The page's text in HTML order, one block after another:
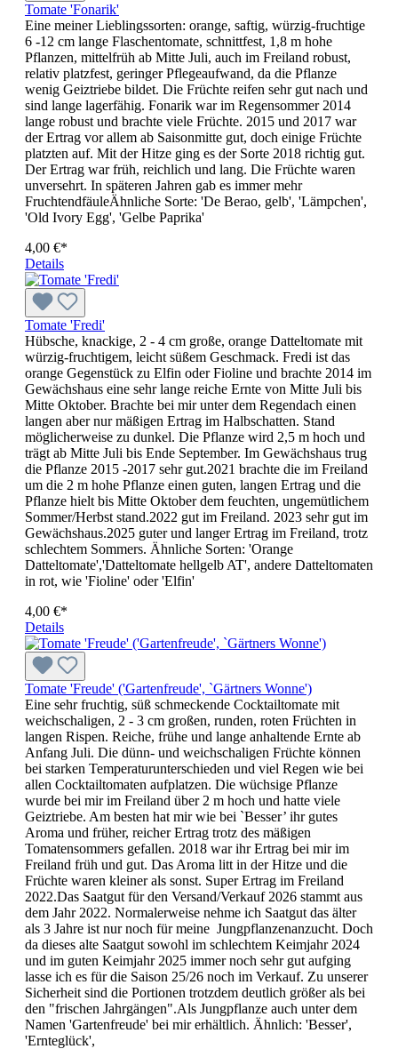
Tomate 'Fonarik'
Eine meiner Lieblingssorten: orange, saftig, würzig-fruchtige
6 -12 cm lange Flaschentomate, schnittfest, 1,8 m hohe
Pflanzen, mittelfrüh ab Mitte Juli, auch im Freiland robust,
relativ platzfest, geringer Pflegeaufwand, da die Pflanze
wenig Geiztriebe bildet. Die Früchte reifen sehr gut nach und
sind lange lagerfähig. Fonarik war im Regensommer 2014
lange robust und brachte viele Früchte. 2015 und 2017 war
der Ertrag vor allem ab Saisonmitte gut, doch einige Früchte
platzten auf. Mit der Hitze ging es der Sorte 2018 richtig gut.
Der Ertrag war früh, reichlich und lang. Die Früchte waren
unversehrt. In späteren Jahren gab es immer mehr
FruchtendfäuleÄhnliche Sorte: 'De Berao, gelb', 'Lämpchen',
'Old Ivory Egg', 'Gelbe Paprika'
4,00 €*
Details
Tomate 'Fredi'
Hübsche, knackige, 2 - 4 cm große, orange Datteltomate mit
würzig-fruchtigem, leicht süßem Ge­schmack. Fredi ist das
orange Gegenstück zu Elfin oder Fioline und brachte 2014 im
Gewächs­haus eine sehr lange reiche Ernte von Mitte Juli bis
Mitte Oktober. Brachte bei mir unter dem Regen­dach einen
langen aber nur mäßi­gen Ertrag im Halbschatten. Stand
möglicherweise zu dunkel. Die Pflanze wird 2,5 m hoch und
trägt ab Mitte Juli bis Ende September. Im Gewächshaus trug
die Pflanze 2015 -2017 sehr gut.2021 brachte die im Freiland
um die 2 m hohe Pflanze einen guten, langen Ertrag und die
Pflanze hielt bis Mitte Oktober dem feuchten, ungemütlichem
Sommer/Herbst stand.2022 gut im Freiland. 2023 sehr gut im
Gewächshaus.2025 guter und langer Ertrag im Freiland, trotz
schlechtem Sommers. Ähnliche Sorten: 'Orange
Datteltomate','Datteltomate hellgelb AT', andere Dattel­to­ma­ten
in rot, wie 'Fioline' oder 'Elfin'
4,00 €*
Details
Tomate 'Freude' ('Gartenfreude', `Gärtners Wonne')
Eine sehr fruchtig, süß schmeckende Cocktailtomate mit
weichschaligen, 2 - 3 cm großen, runden, roten Früchten in
langen Rispen. Reiche, frühe und lange anhaltende Ernte ab
Anfang Juli. Die dünn- und weichschaligen Früchte können
bei starken Temperaturunterschieden und viel Regen wie bei
allen Cocktailtomaten aufplatzen. Die wüchsige Pflanze
wurde bei mir im Freiland über 2 m hoch und hatte viele
Geiztriebe. Am besten hat mir wie bei `Besser’ ihr gutes
Aroma und früher, reicher Ertrag trotz des mäßigen
Tomatensommers gefallen. 2018 war ihr Ertrag bei mir im
Freiland früh und gut. Das Aroma litt in der Hitze und die
Früchte waren kleiner als sonst. Super Ertrag im Freiland
2022.Das Saatgut für den Versand/Verkauf 2026 stammt aus
dem Jahr 2022. Normalerweise nehme ich Saatgut das älter
als 3 Jahre ist nur noch für meine Jungpflanzenanzucht. Doch
da dieses alte Saatgut sowohl im schlechtem Keimjahr 2024
und im guten Keimjahr 2025 immer noch sehr gut aufging
lasse ich es für die Saison 25/26 noch im Verkauf. Zu unserer
Sicherheit sind die Portionen trotzdem deutlich größer als bei
den "frischen Jahrgängen".Als Jungpflanze auch unter dem
Namen 'Gartenfreude' bei mir erhältlich. Ähnlich: 'Besser',
'Ernteglück',